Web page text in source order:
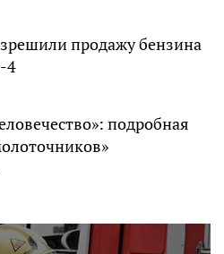
продажу бензина
4
подробная